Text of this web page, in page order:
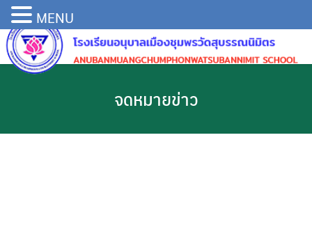
จดหมายข่าว
MENU